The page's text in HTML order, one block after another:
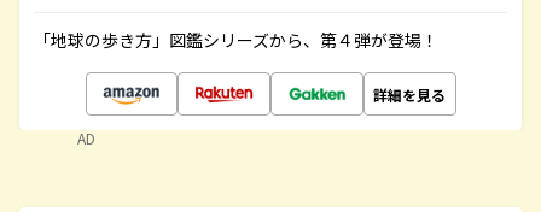
「地球の歩き方」図鑑シリーズから、第４弾が登場！
詳細を見る
AD